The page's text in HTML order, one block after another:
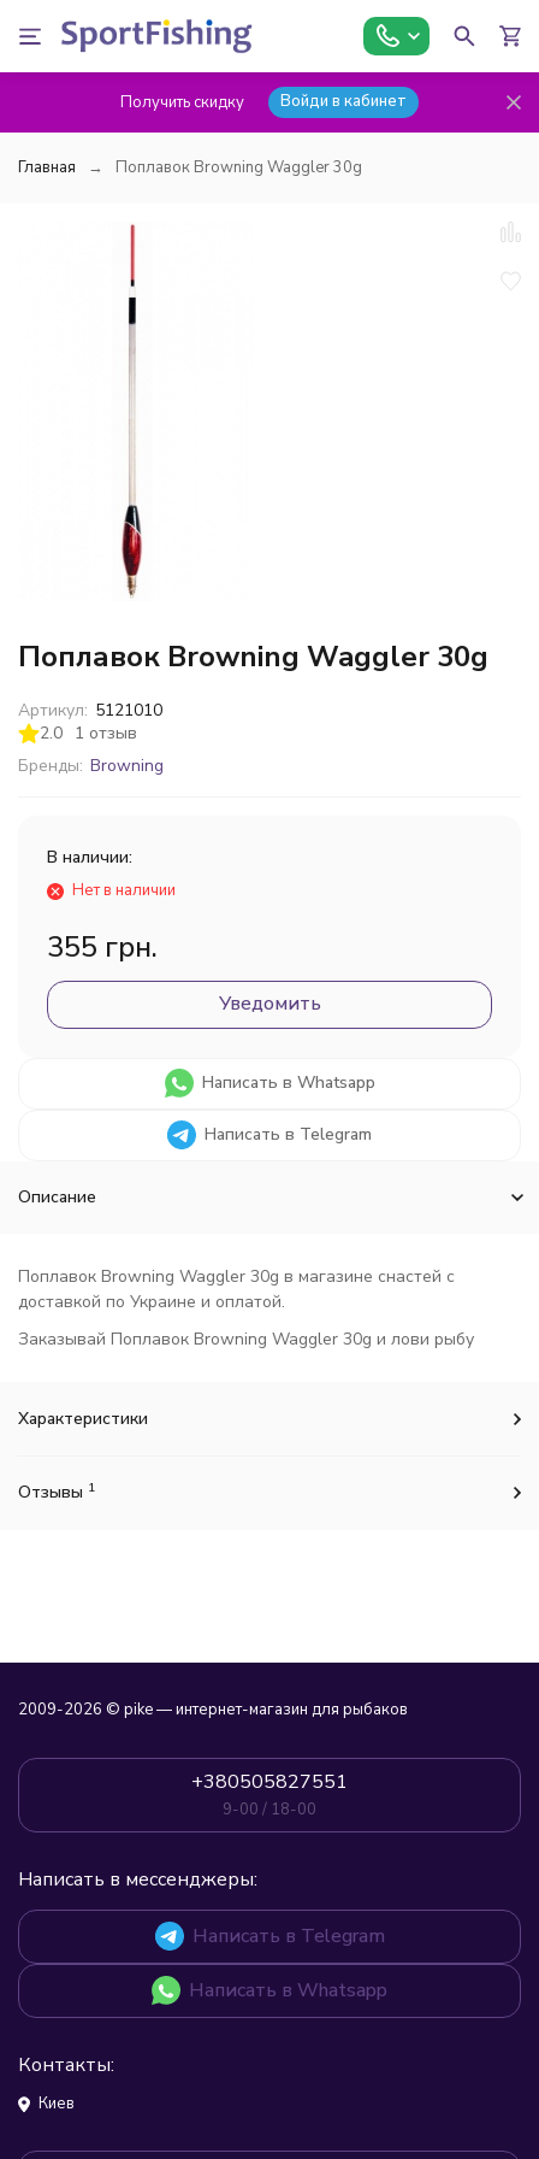
Получить скидку Войди в кабинет
Главная Поплавок Browning Waggler 30g
Поплавок Browning Waggler 30g
2.0 1 отзыв
Бренды: Browning
Артикул: 5121010
В наличии:
Нет в наличии
355 грн.
Уведомить
Написать в Whatsapp
Написать в Telegram
Описание
Поплавок Browning Waggler 30g в магазине снастей с
доставкой по Украине и оплатой.
Заказывай Поплавок Browning Waggler 30g и лови рыбу
Характеристики
Отзывы 1
2009-2026 © pike — интернет-магазин для рыбаков
+380505827551
9-00 / 18-00
Написать в мессенджеры:
Написать в Telegram
Написать в Whatsapp
Контакты:
Киев